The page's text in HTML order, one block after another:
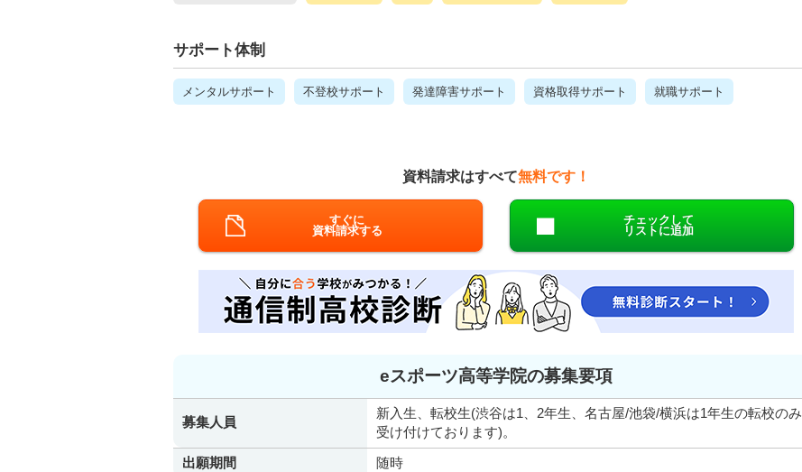
サポート体制
メンタルサポート 不登校サポート 発達障害サポート 資格取得サポート 就職サポート
資料請求はすべて無料です！
すぐに
資料請求する
チェックして
リストに追加
eスポーツ高等学院の募集要項
募集人員
新入生、転校生(渋谷は1、2年生、名古屋/池袋/横浜は1年生の転校のみ
受け付けております)。
出願期間
随時